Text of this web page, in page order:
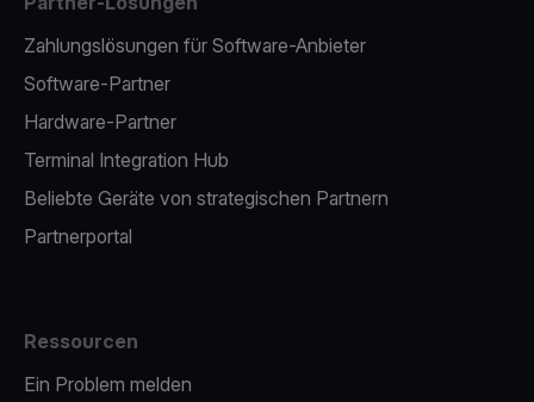
Zahlungslösungen für Software-Anbieter
Software-Partner
Hardware-Partner
Terminal Integration Hub
Beliebte Geräte von strategischen Partnern
Partnerportal
Ressourcen
Ein Problem melden